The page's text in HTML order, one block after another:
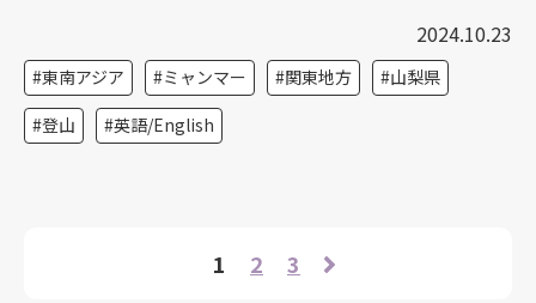
2024.10.23
東南アジア ミャンマー 関東地方
山梨県
登山
英語/English
1 2 3